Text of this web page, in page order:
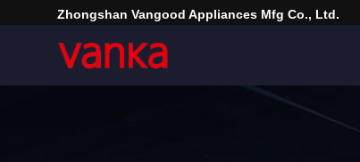
Zhongshan Vangood Appliances Mfg Co., Ltd.